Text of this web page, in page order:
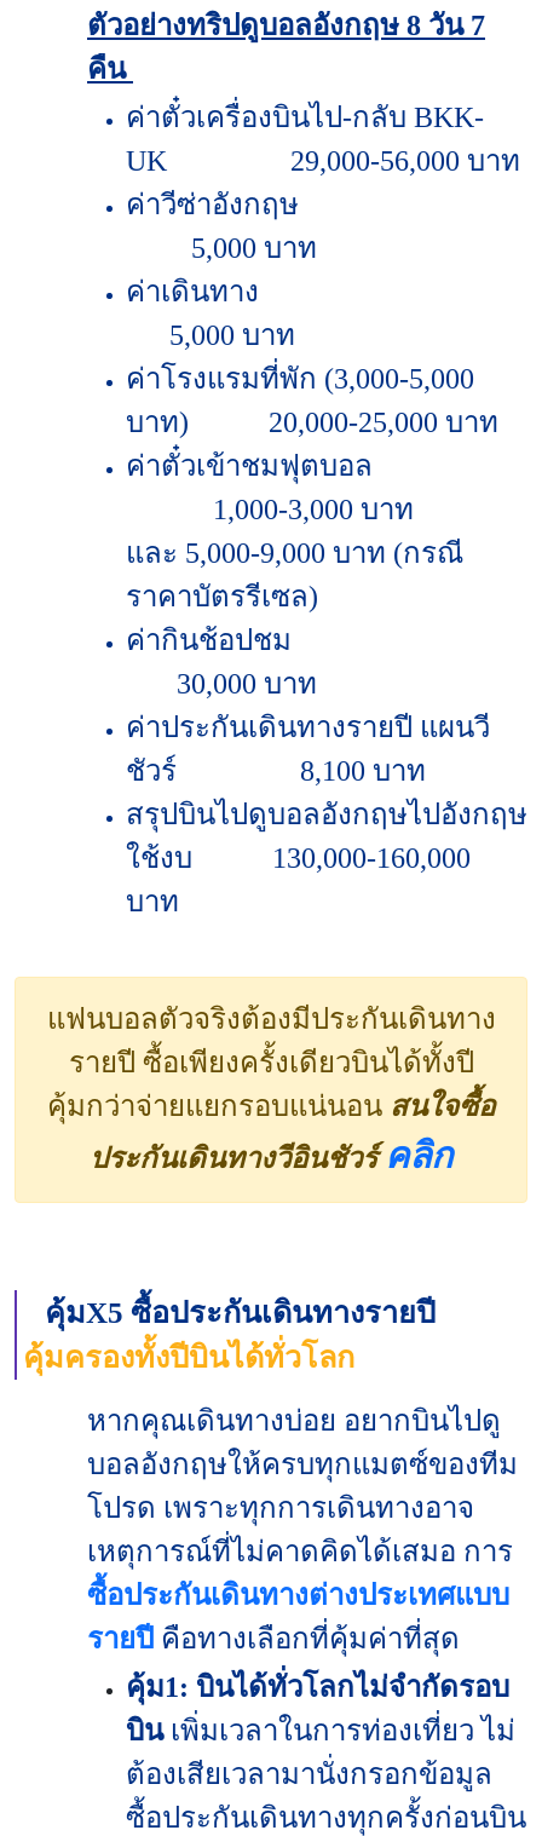
ตัวอย่างทริปดูบอลอังกฤษ 8 วัน 7
คืน
ค่าตั๋วเครื่องบินไป-กลับ BKK-
UK
29,000-56,000 บาท
ค่าวีซ่าอังกฤษ
5,000 บาท
ค่าเดินทาง
5,000 บาท
ค่าโรงแรมที่พัก (3,000-5,000
บาท)
20,000-25,000 บาท
ค่าตั๋วเข้าชมฟุตบอล
1,000-3,000 บาท
และ 5,000-9,000 บาท (กรณี
ราคาบัตรรีเซล)
ค่ากินช้อปชม
30,000 บาท
ค่าประกันเดินทางรายปี แผนวี
ชัวร์
8,100 บาท
สรุปบินไปดูบอลอังกฤษไปอังกฤษ
ใช้งบ
130,000-160,000
บาท
แฟนบอลตัวจริงต้องมีประกันเดินทาง
รายปี ซื้อเพียงครั้งเดียวบินได้ทั้งปี
คุ้มกว่าจ่ายแยกรอบแน่นอน สนใจซื้อ
ประกันเดินทางวีอินชัวร์ คลิก
คุ้มX5 ซื้อประกันเดินทางรายปี
คุ้มครองทั้งปีบินได้ทั่วโลก
หากคุณเดินทางบ่อย อยากบินไปดู
บอลอังกฤษให้ครบทุกแมตซ์ของทีม
โปรด เพราะทุกการเดินทางอาจ
เหตุการณ์ที่ไม่คาดคิดได้เสมอ การ
ซื้อประกันเดินทางต่างประเทศแบบ
รายปี คือทางเลือกที่คุ้มค่าที่สุด
คุ้ม1: บินได้ทั่วโลกไม่จำกัดรอบ
บินเพิ่มเวลาในการท่องเที่ยว ไม่
ต้องเสียเวลามานั่งกรอกข้อมูล
ซื้อประกันเดินทางทุกครั้งก่อนบิน